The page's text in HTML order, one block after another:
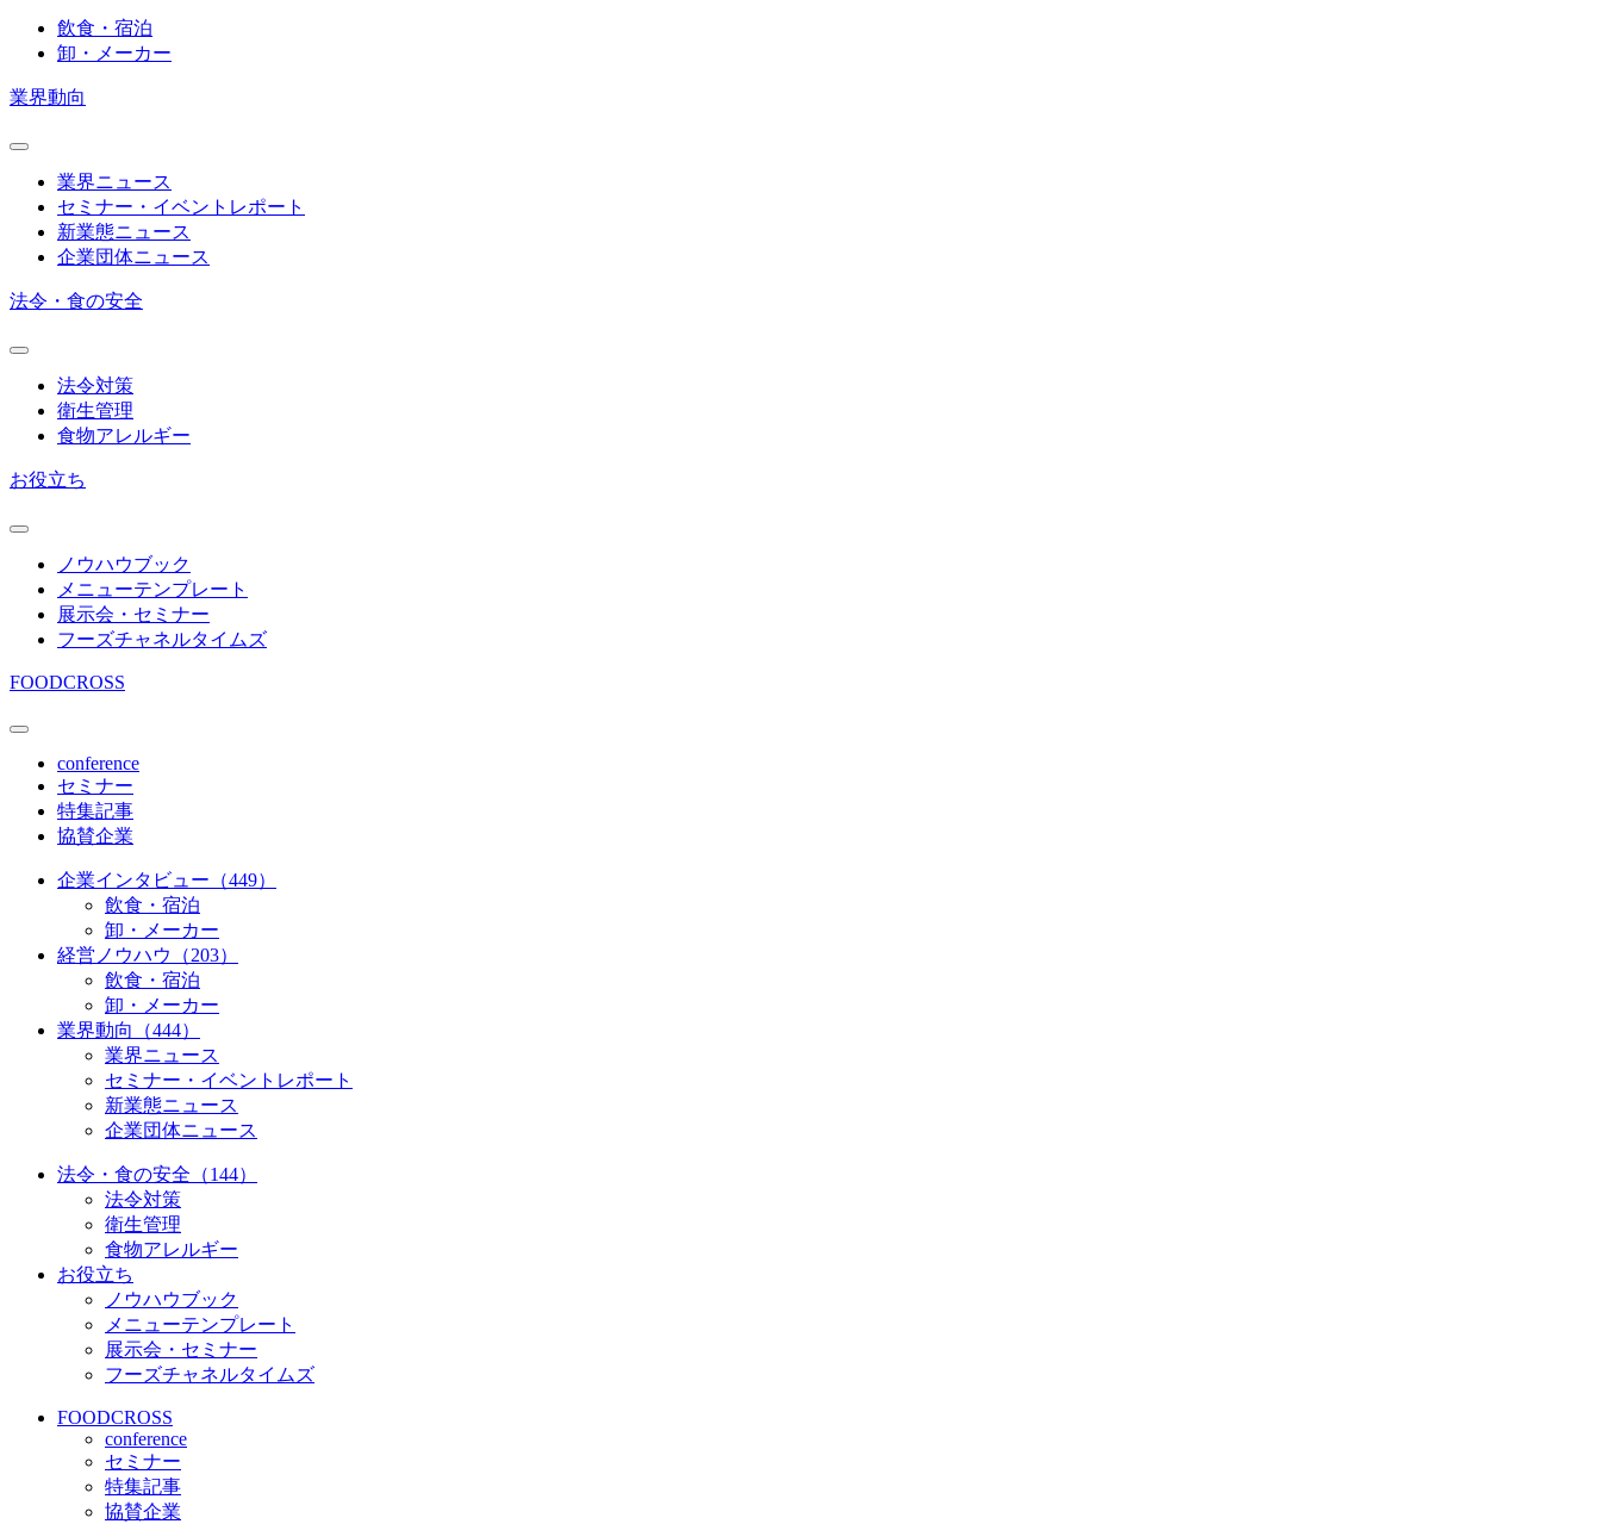
飲食・宿泊
卸・メーカー
業界動向
業界ニュース
セミナー・イベントレポート
新業態ニュース
企業団体ニュース
法令・食の安全
法令対策
衛生管理
食物アレルギー
お役立ち
ノウハウブック
メニューテンプレート
展示会・セミナー
フーズチャネルタイムズ
FOODCROSS
conference
セミナー
特集記事
協賛企業
企業インタビュー（449）
飲食・宿泊
卸・メーカー
経営ノウハウ（203）
飲食・宿泊
卸・メーカー
業界動向（444）
業界ニュース
セミナー・イベントレポート
新業態ニュース
企業団体ニュース
法令・食の安全（144）
法令対策
衛生管理
食物アレルギー
お役立ち
ノウハウブック
メニューテンプレート
展示会・セミナー
フーズチャネルタイムズ
FOODCROSS
conference
セミナー
特集記事
協賛企業